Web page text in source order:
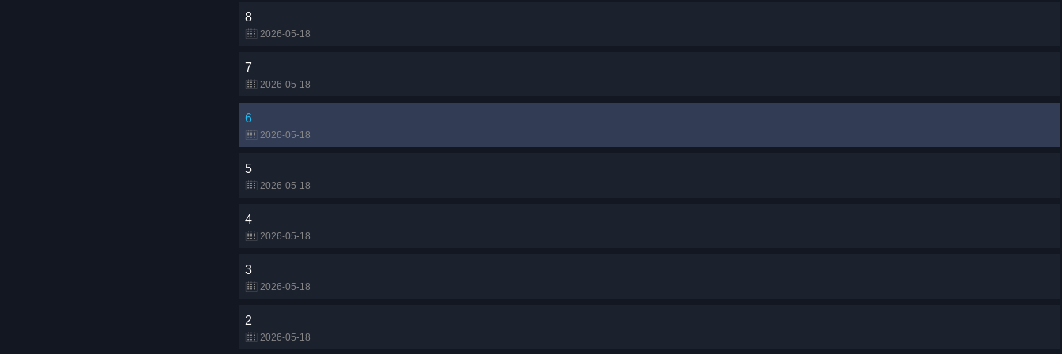
8
2026-05-18
7
2026-05-18
6
2026-05-18
5
2026-05-18
4
2026-05-18
3
2026-05-18
2
2026-05-18